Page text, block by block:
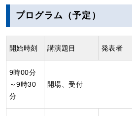
プログラム（予定）
開始時刻 講演題目 発表者
9時00分
～9時30
分
開場、受付